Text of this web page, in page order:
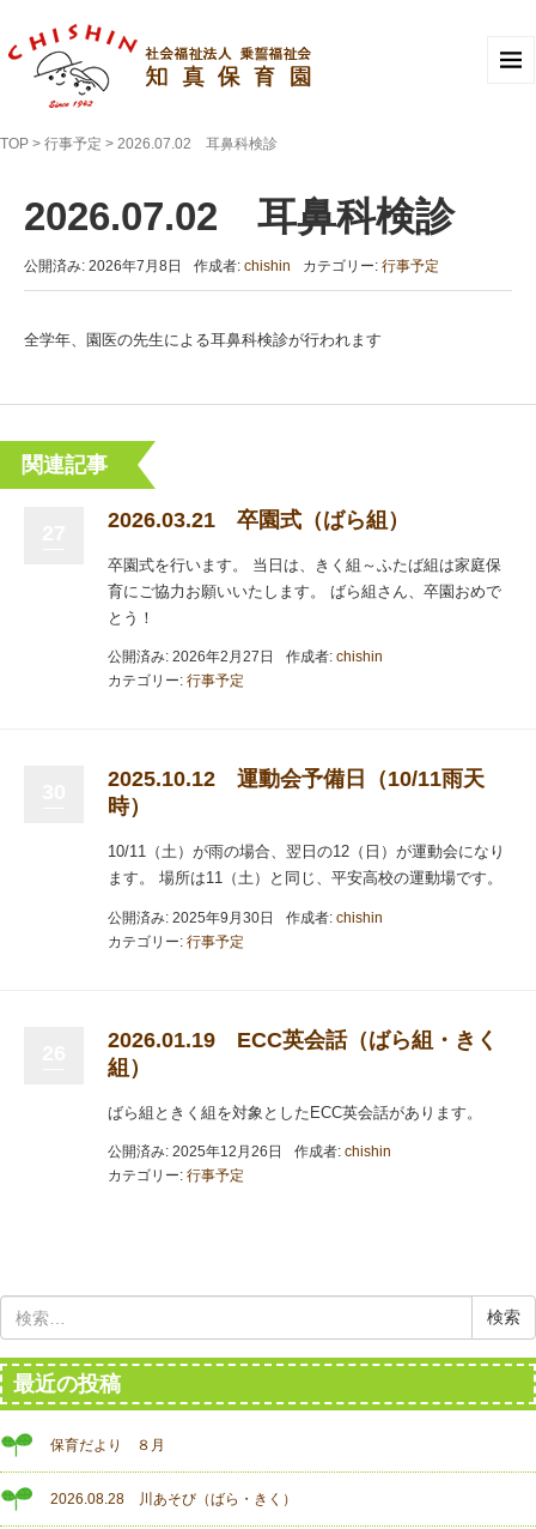
TOP > 行事予定 > 2026.07.02 耳鼻科検診
2026.07.02 耳鼻科検診
公開済み: 2026年7月8日 作成者: chishin カテゴリー: 行事予定
全学年、園医の先生による耳鼻科検診が行われます
関連記事
2026.03.21 卒園式（ばら組）
卒園式を行います。 当日は、きく組～ふたば組は家庭保
育にご協力お願いいたします。 ばら組さん、卒園おめで
とう！
公開済み: 2026年2月27日 作成者: chishin
カテゴリー: 行事予定
2025.10.12 運動会予備日（10/11雨天
時）
10/11（土）が雨の場合、翌日の12（日）が運動会になり
ます。 場所は11（土）と同じ、平安高校の運動場です。
公開済み: 2025年9月30日 作成者: chishin
カテゴリー: 行事予定
2026.01.19 ECC英会話（ばら組・きく
組）
ばら組ときく組を対象としたECC英会話があります。
公開済み: 2025年12月26日 作成者: chishin
カテゴリー: 行事予定
最近の投稿
保育だより ８月
2026.08.28 川あそび（ばら・きく）